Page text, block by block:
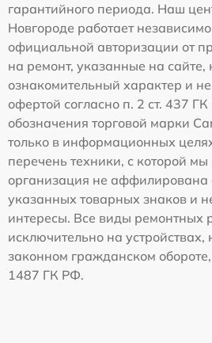
гарантийного периода. Наш
Новгороде работает
официальной авторизации от
на ремонт, указанные на сайте,
ознакомительный характер и
офертой согласно п. 2 ст. 437
обозначения торговой марки
только в информационных
перечень техники, с которой
организация не аффилирована
указанных товарных знаков и
интересы. Все виды ремонтных
исключительно на
законном гражданском обороте,
1487 ГК РФ.